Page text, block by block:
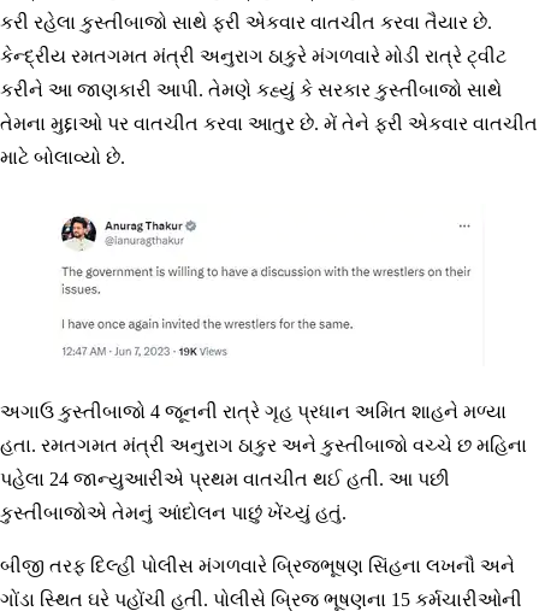
કરી રહેલા કુસ્તીબાજો સાથે ફરી એકવાર વાતચીત કરવા તૈયાર છે.
કેન્દ્રીય રમતગમત મંત્રી અનુરાગ ઠાકુરે મંગળવારે મોડી રાત્રે ટ્વીટ
કરીને આ જાણકારી આપી. તેમણે કહ્યું કે સરકાર કુસ્તીબાજો સાથે
તેમના મુદ્દાઓ પર વાતચીત કરવા આતુર છે. મેં તેને ફરી એકવાર વાતચીત
માટે બોલાવ્યો છે.
અગાઉ કુસ્તીબાજો 4 જૂનની રાત્રે ગૃહ પ્રધાન અમિત શાહને મળ્યા
હતા. રમતગમત મંત્રી અનુરાગ ઠાકુર અને કુસ્તીબાજો વચ્ચે છ મહિના
પહેલા 24 જાન્યુઆરીએ પ્રથમ વાતચીત થઈ હતી. આ પછી
કુસ્તીબાજોએ તેમનું આંદોલન પાછું ખેંચ્યું હતું.
બીજી તરફ દિલ્હી પોલીસ મંગળવારે બ્રિજભૂષણ સિંહના લખનૌ અને
ગોંડા સ્થિત ઘરે પહોંચી હતી. પોલીસે બ્રિજ ભૂષણના 15 કર્મચારીઓની